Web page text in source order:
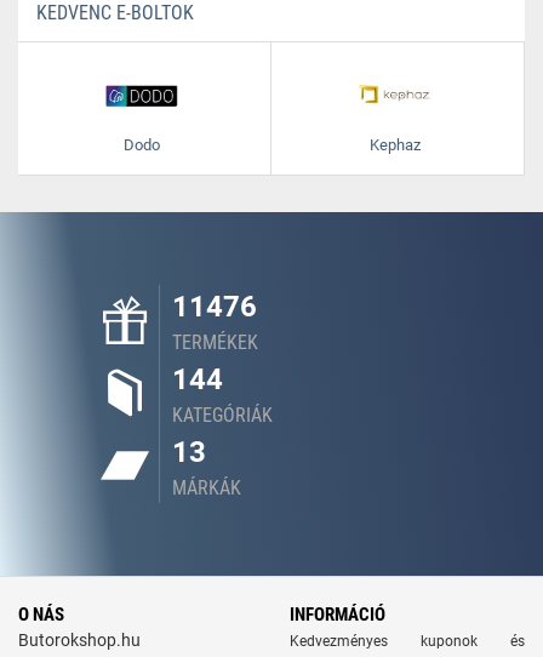
KEDVENC E-BOLTOK
Dodo Kephaz
11476
TERMÉKEK
144
KATEGÓRIÁK
13
MÁRKÁK
O NÁS
Butorokshop.hu
INFORMÁCIÓ
Kedvezményes kuponok és